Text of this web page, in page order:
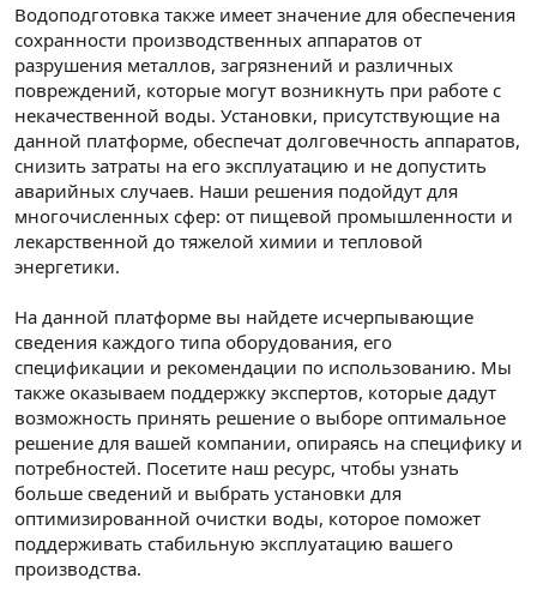
Водоподготовка также имеет значение для обеспечения
сохранности производственных аппаратов от
разрушения металлов, загрязнений и различных
повреждений, которые могут возникнуть при работе с
некачественной воды. Установки, присутствующие на
данной платформе, обеспечат долговечность аппаратов,
снизить затраты на его эксплуатацию и не допустить
аварийных случаев. Наши решения подойдут для
многочисленных сфер: от пищевой промышленности и
лекарственной до тяжелой химии и тепловой
энергетики.
На данной платформе вы найдете исчерпывающие
сведения каждого типа оборудования, его
спецификации и рекомендации по использованию. Мы
также оказываем поддержку экспертов, которые дадут
возможность принять решение о выборе оптимальное
решение для вашей компании, опираясь на специфику и
потребностей. Посетите наш ресурс, чтобы узнать
больше сведений и выбрать установки для
оптимизированной очистки воды, которое поможет
поддерживать стабильную эксплуатацию вашего
производства.